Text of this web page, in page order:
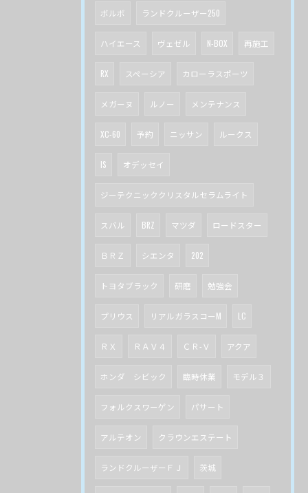
ボルボ ランドクルーザー250
ハイエース ヴェゼル N-BOX 再施工
RX スペーシア カローラスポーツ
メガーヌ ルノー メンテナンス
XC-60 予約 ニッサン ルークス
IS オデッセイ
ジーテクニッククリスタルセラムライト
スバル BRZ マツダ ロードスター
ＢＲＺ シエンタ 202
トヨタブラック 研磨 勉強会
プリウス リアルガラスコーM LC
ＲＸ ＲＡＶ４ ＣＲ-Ｖ アクア
ホンダ シビック 臨時休業 モデル３
フォルクスワーゲン パサート
アルテオン クラウンエステート
ランドクルーザーＦＪ 茨城